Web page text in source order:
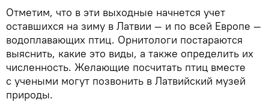
Отметим, что в эти выходные начнется учет
оставшихся на зиму в Латвии — и по всей Европе —
водоплавающих птиц. Орнитологи постараются
выяснить, какие это виды, а также определить их
численность. Желающие посчитать птиц вместе
с учеными могут позвонить в Латвийский музей
природы.